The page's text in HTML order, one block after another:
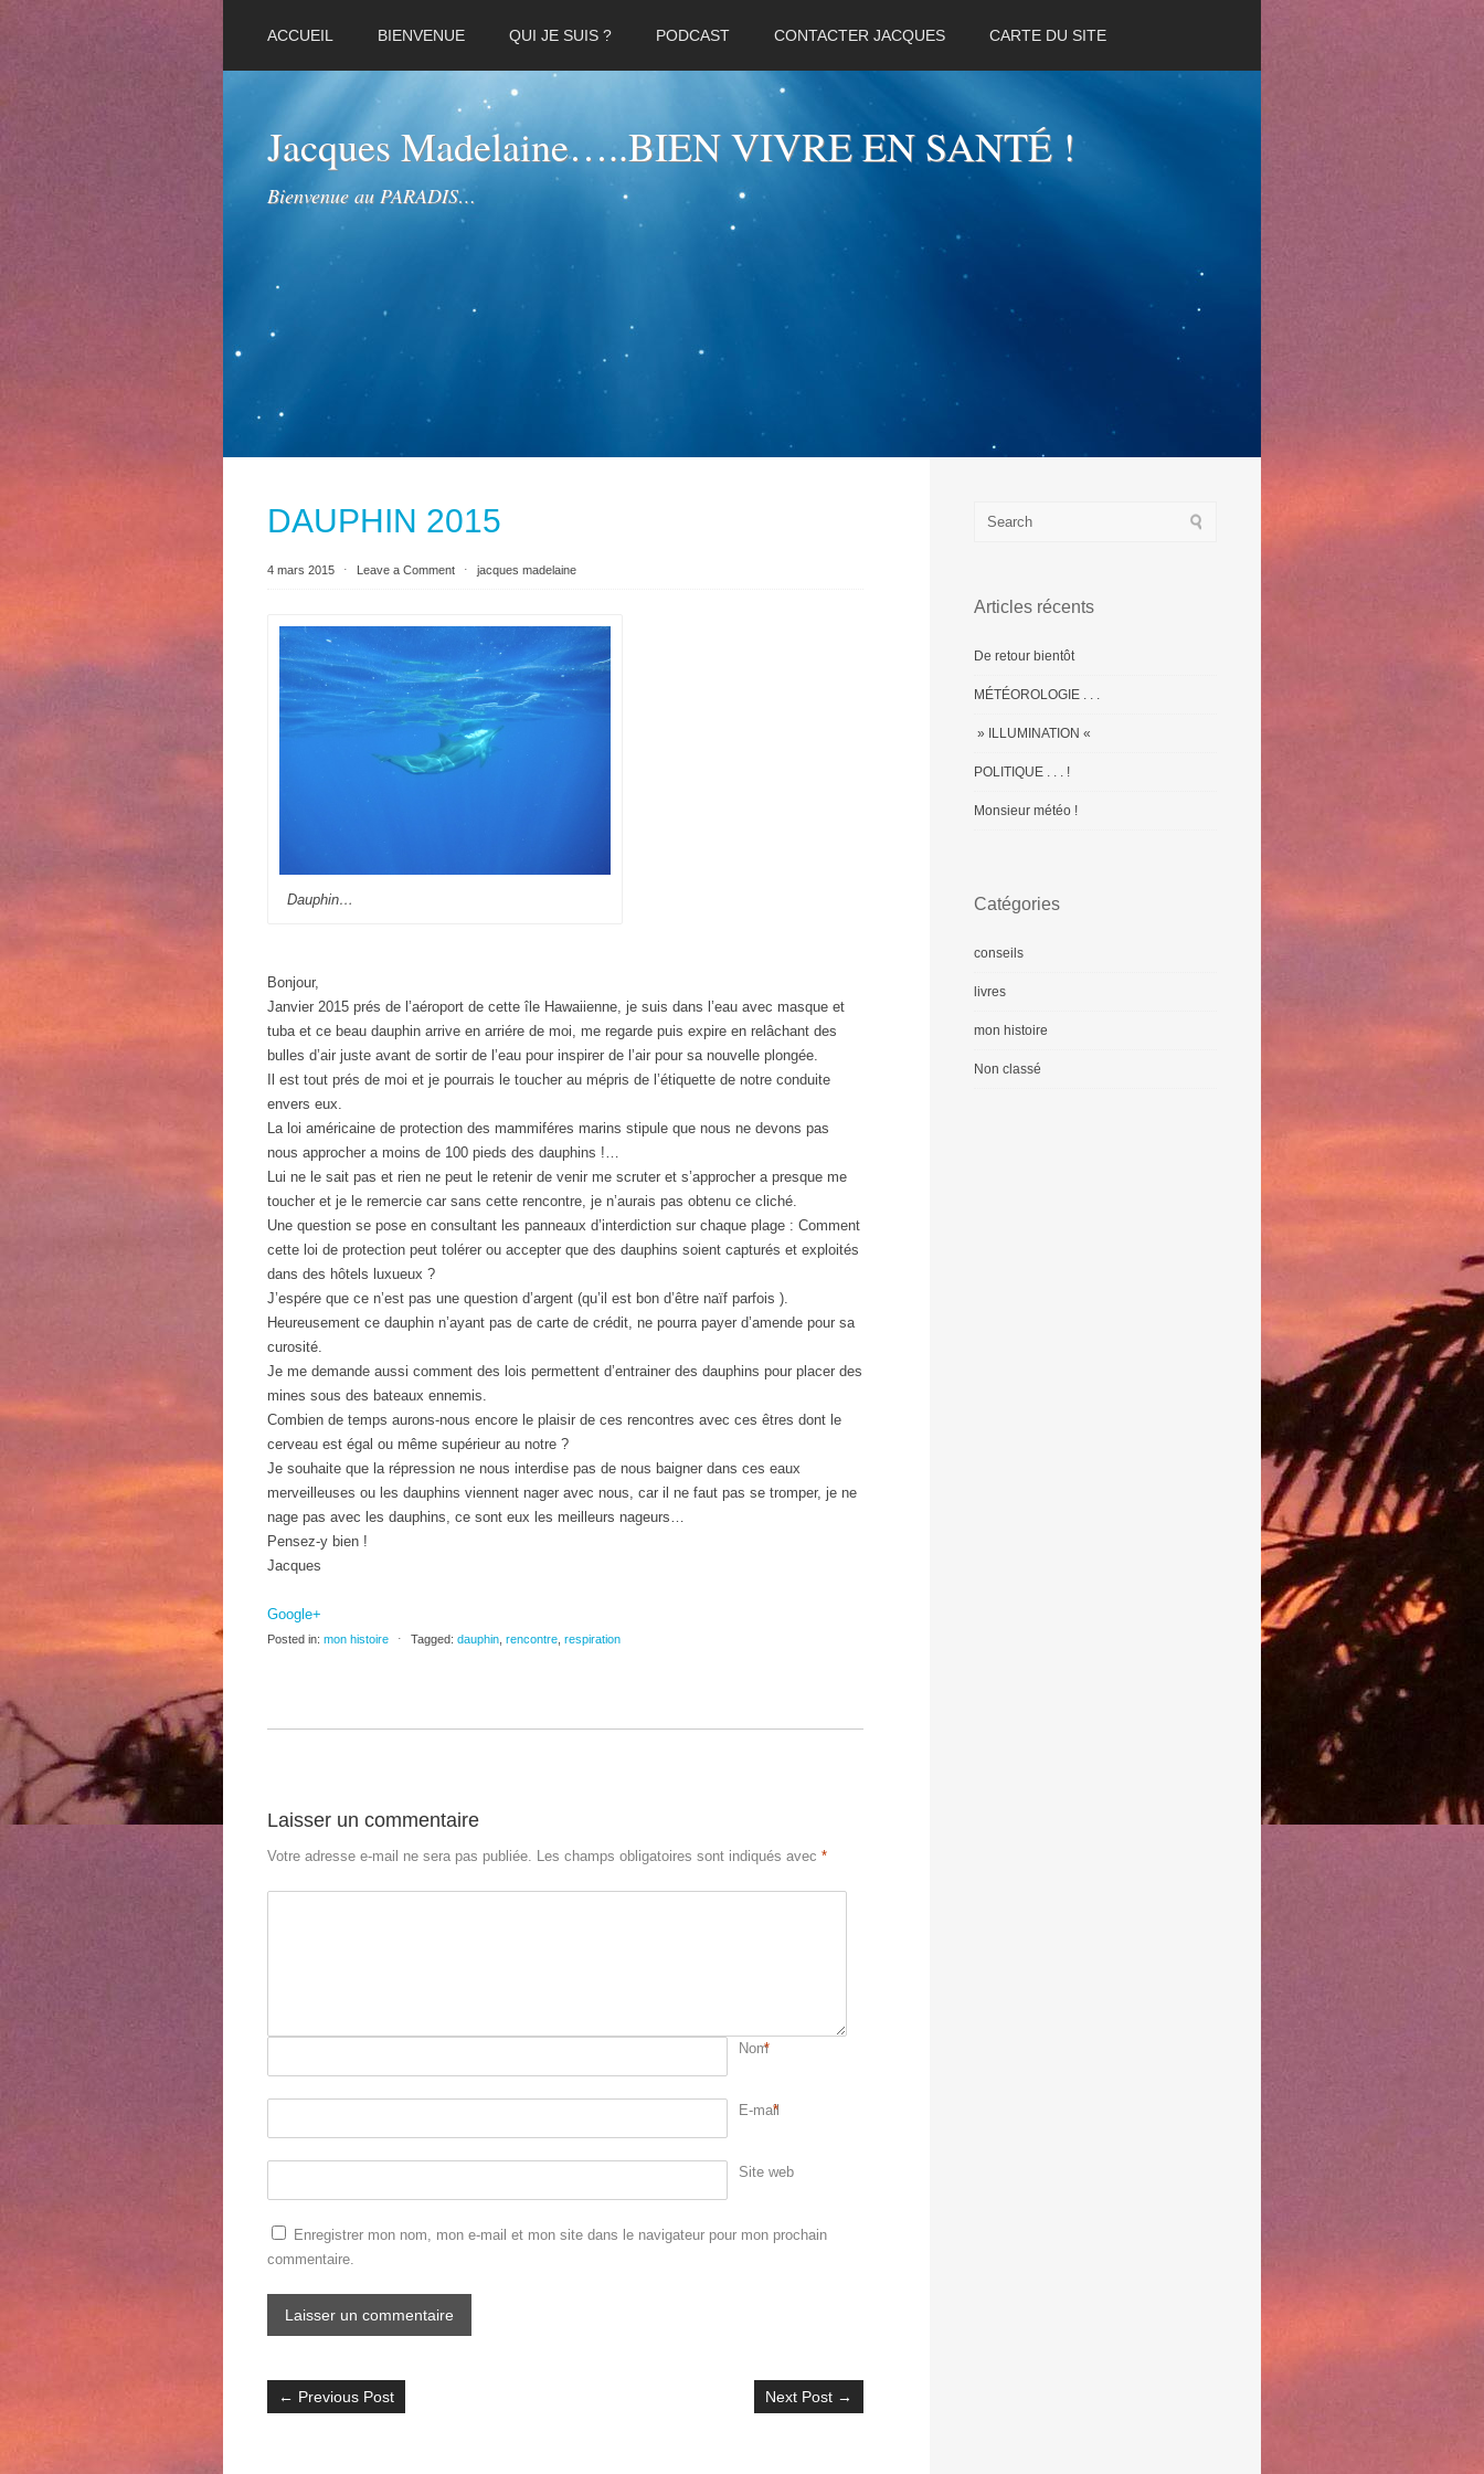
ACCUEIL BIENVENUE QUI JE SUIS ? PODCAST CONTACTER JACQUES CARTE DU SITE
Jacques Madelaine…..BIEN VIVRE EN SANTÉ !
Bienvenue au PARADIS…
DAUPHIN 2015
4 mars 2015 ⋅ Leave a Comment ⋅ jacques madelaine
Dauphin…
Bonjour,
Janvier 2015 prés de l’aéroport de cette île Hawaiienne, je suis dans l’eau avec masque et
tuba et ce beau dauphin arrive en arriére de moi, me regarde puis expire en relâchant des
bulles d’air juste avant de sortir de l’eau pour inspirer de l’air pour sa nouvelle plongée.
Il est tout prés de moi et je pourrais le toucher au mépris de l’étiquette de notre conduite
envers eux.
La loi américaine de protection des mammiféres marins stipule que nous ne devons pas
nous approcher a moins de 100 pieds des dauphins !…
Lui ne le sait pas et rien ne peut le retenir de venir me scruter et s’approcher a presque me
toucher et je le remercie car sans cette rencontre, je n’aurais pas obtenu ce cliché.
Une question se pose en consultant les panneaux d’interdiction sur chaque plage : Comment
cette loi de protection peut tolérer ou accepter que des dauphins soient capturés et exploités
dans des hôtels luxueux ?
J’espére que ce n’est pas une question d’argent (qu’il est bon d’être naïf parfois ).
Heureusement ce dauphin n’ayant pas de carte de crédit, ne pourra payer d’amende pour sa
curosité.
Je me demande aussi comment des lois permettent d’entrainer des dauphins pour placer des
mines sous des bateaux ennemis.
Combien de temps aurons-nous encore le plaisir de ces rencontres avec ces êtres dont le
cerveau est égal ou même supérieur au notre ?
Je souhaite que la répression ne nous interdise pas de nous baigner dans ces eaux
merveilleuses ou les dauphins viennent nager avec nous, car il ne faut pas se tromper, je ne
nage pas avec les dauphins, ce sont eux les meilleurs nageurs…
Pensez-y bien !
Jacques
Google+
Posted in: mon histoire ⋅ Tagged: dauphin rencontre respiration
Laisser un commentaire
Votre adresse e-mail ne sera pas publiée. Les champs obligatoires sont indiqués avec *
Nom*
E-mail
*
Site web
Enregistrer mon nom, mon e-mail et mon site dans le navigateur pour mon prochain
commentaire.
← Previous Post Next Post →
Articles récents
De retour bientôt
MÉTÉOROLOGIE . . .
» ILLUMINATION «
POLITIQUE . . . !
Monsieur météo !
Catégories
conseils
livres
mon histoire
Non classé